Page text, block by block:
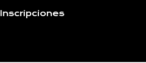
Inscripciones